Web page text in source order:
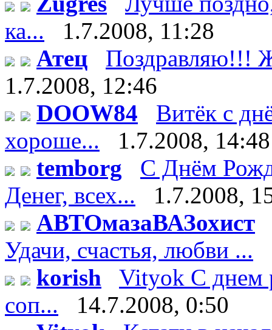
ка...
1.7.2008, 11:28
Атец
Поздравляю!!!
1.7.2008, 12:46
DOOW84
Витёк с
хороше...
1.7.2008, 14:48
temborg
С Днём
Денег, всех...
1.7.2008,
АВТОмазаВАЗохист
Удачи, счастья, любви ...
korish
Vityok С днем
соп...
14.7.2008, 0:50